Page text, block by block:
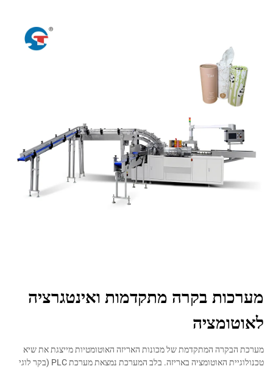
מערכות בקרה מתקדמות ואינטגרציה
לאוטומציה
מערכת הבקרה המתקדמת של מכונות האריזה האוטומטיות מייצגת את שיא
טכנולוגיית האוטומציה באריזה. בלב המערכת נמצאת מערכת PLC (בקר לוגי